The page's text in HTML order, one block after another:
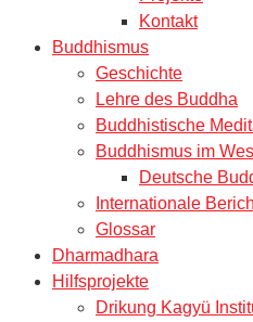
Kontakt
Buddhismus
Geschichte
Lehre des Buddha
Buddhistische
Buddhismus im
Deutsche
Internationale
Glossar
Dharmadhara
Hilfsprojekte
Drikung Kagyü